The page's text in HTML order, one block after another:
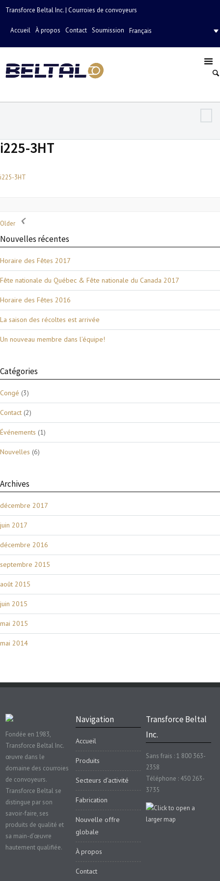
Transforce Beltal Inc. | Courroies de convoyeurs
Accueil À propos Contact Soumission Français
i225-3HT
i225-3HT
Older
Nouvelles récentes
Horaire des Fêtes 2017
Fête nationale du Québec & Fête nationale du Canada 2017
Horaire des Fêtes 2016
La saison des récoltes est arrivée
Un nouveau membre dans l’équipe!
Catégories
Congé (3)
Contact (2)
Événements (1)
Nouvelles (6)
Archives
décembre 2017
juin 2017
décembre 2016
septembre 2015
août 2015
juin 2015
mai 2015
mai 2014
Fondée en 1983,
Transforce Beltal Inc.
œuvre dans le
domaine des courroies
de convoyeurs.
Transforce Beltal se
distingue par son
savoir-faire, ses
produits de qualité et
sa main-d’œuvre
hautement qualifiée.
Navigation
Accueil
Produits
Secteurs d’activité
Fabrication
Nouvelle offre
globale
À propos
Contact
Transforce Beltal
Inc.
Sans frais : 1 800 363-
2358
Téléphone : 450 263-
3735